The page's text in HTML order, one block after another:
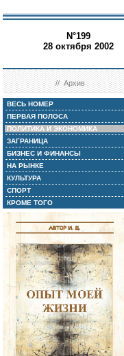
N°199
28 октября 2002
//Архив
ВЕСЬ НОМЕР
ПЕРВАЯ ПОЛОСА
ПОЛИТИКА И ЭКОНОМИКА
ЗАГРАНИЦА
БИЗНЕС И ФИНАНСЫ
НА РЫНКЕ
КУЛЬТУРА
СПОРТ
КРОМЕ ТОГО